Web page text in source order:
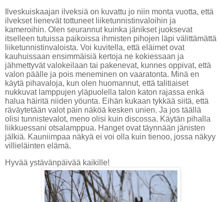
Ilveskuiskaajan ilveksiä on kuvattu jo niin monta vuotta, että
ilvekset lienevät tottuneet liiketunnistinvaloihin ja
kameroihin. Olen seurannut kuinka jänikset juoksevat
itselleen tutuissa paikoissa ihmisten pihojen läpi välittämättä
liiketunnistinvaloista. Voi kuvitella, että eläimet ovat
kauhuissaan ensimmäisiä kertoja ne kokiessaan ja
jähmettyvät valokeilaan tai pakenevat, kunnes oppivat, että
valon päälle ja pois meneminen on vaaratonta. Minä en
käytä pihavaloja, kun olen huomannut, että talitiaiset
nukkuvat lamppujen yläpuolella talon katon rajassa enkä
halua häiritä niiden yöunta. Eihän kukaan tykkää siitä, että
räväytetään valot päin näköä kesken unien. Ja jos täällä
olisi tunnistevalot, meno olisi kuin discossa. Käytän pihalla
liikkuessani otsalamppua. Hanget ovat täynnään jänisten
jälkiä. Kauniimpaa näkyä ei voi olla kuin tienoo, jossa näkyy
villieläinten elämä.
Hyvää ystävänpäivää kaikille!